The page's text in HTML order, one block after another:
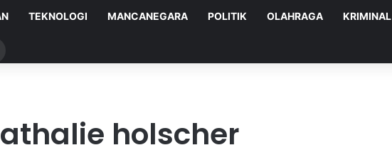
TEKNOLOGI MANCANEGARA POLITIK OLAHRAGA KRIMINAL
holscher